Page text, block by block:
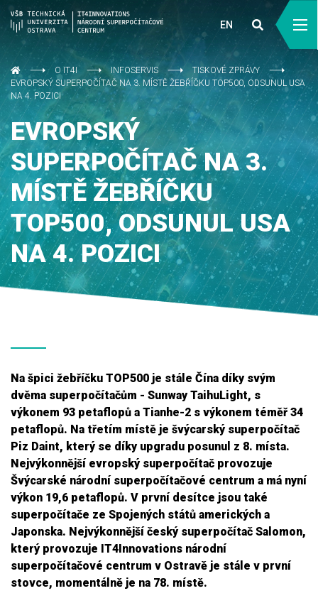
EN
O IT4I INFOSERVIS
TISKOVÉ ZPRÁVY
EVROPSKÝ SUPERPOČÍTAČ NA 3. MÍSTĚ ŽEBŘÍČKU TOP500, ODSUNUL USA
NA 4. POZICI
EVROPSKÝ
SUPERPOČÍTAČ NA 3.
MÍSTĚ ŽEBŘÍČKU
TOP500, ODSUNUL USA
NA 4. POZICI
Na špici žebříčku TOP500 je stále Čína díky svým
dvěma superpočítačům - Sunway TaihuLight, s
výkonem 93 petaflopů a Tianhe-2 s výkonem téměř 34
petaflopů. Na třetím místě je švýcarský superpočítač
Piz Daint, který se díky upgradu posunul z 8. místa.
Nejvýkonnější evropský superpočítač provozuje
Švýcarské národní superpočítačové centrum a má nyní
výkon 19,6 petaflopů. V první desítce jsou také
superpočítače ze Spojených států amerických a
Japonska. Nejvýkonnější český superpočítač Salomon,
který provozuje IT4Innovations národní
superpočítačové centrum v Ostravě je stále v první
stovce, momentálně je na 78. místě.